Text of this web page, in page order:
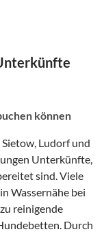
können
Ludorf und
Unterkünfte,
sind. Viele
Wassernähe bei
reinigende
Durch